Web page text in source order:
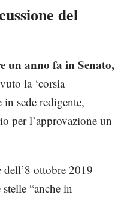
del
un anno fa in Senato,
la ‘corsia
in sede redigente,
per l’approvazione un
ottobre 2019
“anche in